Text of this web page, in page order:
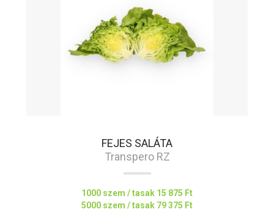
FEJES SALÁTA
Transpero RZ
1000 szem / tasak 15 875 Ft
5000 szem / tasak 79 375 Ft